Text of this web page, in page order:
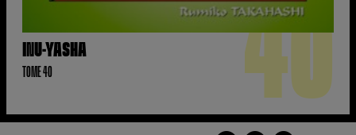
INU-YASHA
TOME 40 40